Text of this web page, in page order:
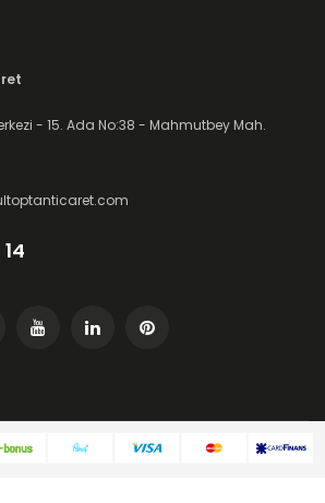
- 15. Ada No:38 - Mahmutbey Mah.